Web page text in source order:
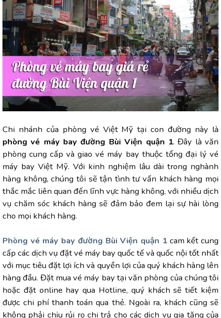
Chi nhánh của phòng vé Việt Mỹ tại con đường này là
phòng vé máy bay đường Bùi Viện quận 1. Đây là văn
phòng cung cấp và giao vé máy bay thuộc tổng đại lý vé
máy bay Việt Mỹ. Với kinh nghiệm lâu dài trong nghành
hàng không, chúng tôi sẽ tận tình tư vấn khách hàng mọi
thắc mắc liên quan đến lĩnh vực hàng không, với nhiều dịch
vụ chăm sóc khách hàng sẽ đảm bảo đem lại sự hài lòng
cho mọi khách hàng.
Phòng vé máy bay đường Bùi Viện quận 1cam kết cung
cấp các dịch vụ đặt vé máy bay quốc tế và quốc nội tốt nhất
với mục tiêu đặt lợi ích và quyền lợi của quý khách hàng lên
hàng đầu. Đặt mua vé máy bay tại văn phòng của chúng tôi
hoặc đặt online hay qua Hotline, quý khách sẽ tiết kiệm
được chi phí thanh toán qua thẻ. Ngoài ra, khách cũng sẽ
không phải chịu rủi ro chi trả cho các dịch vụ gia tăng của